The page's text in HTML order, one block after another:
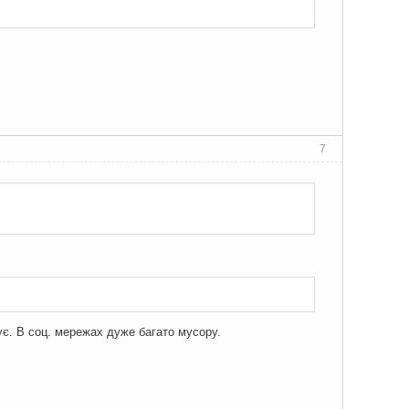
7
В соц. мережах дуже багато мусору.